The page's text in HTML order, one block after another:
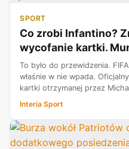
SPORT
Co zrobi Infantino?
wycofanie kartki.
To było do przewidzenia.
właśnie w nie wpada.
kartki otrzymanej przez
odpowiedzi...
Interia Sport